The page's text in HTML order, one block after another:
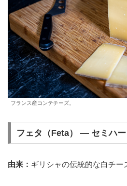
フランス産コンテチーズ。
フェタ（Feta） — セミハ
由来： ギリシャの伝統的な白チー